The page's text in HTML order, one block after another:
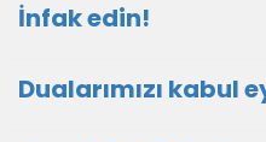
İnfak edin!
Dualarımızı kabul